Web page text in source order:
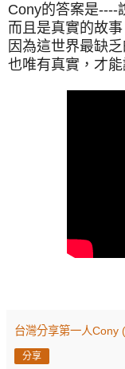
Cony的答案是----
而且是真實的故事
因為這世界最缺
也唯有真實，才
台灣分享第一人Cony
分享